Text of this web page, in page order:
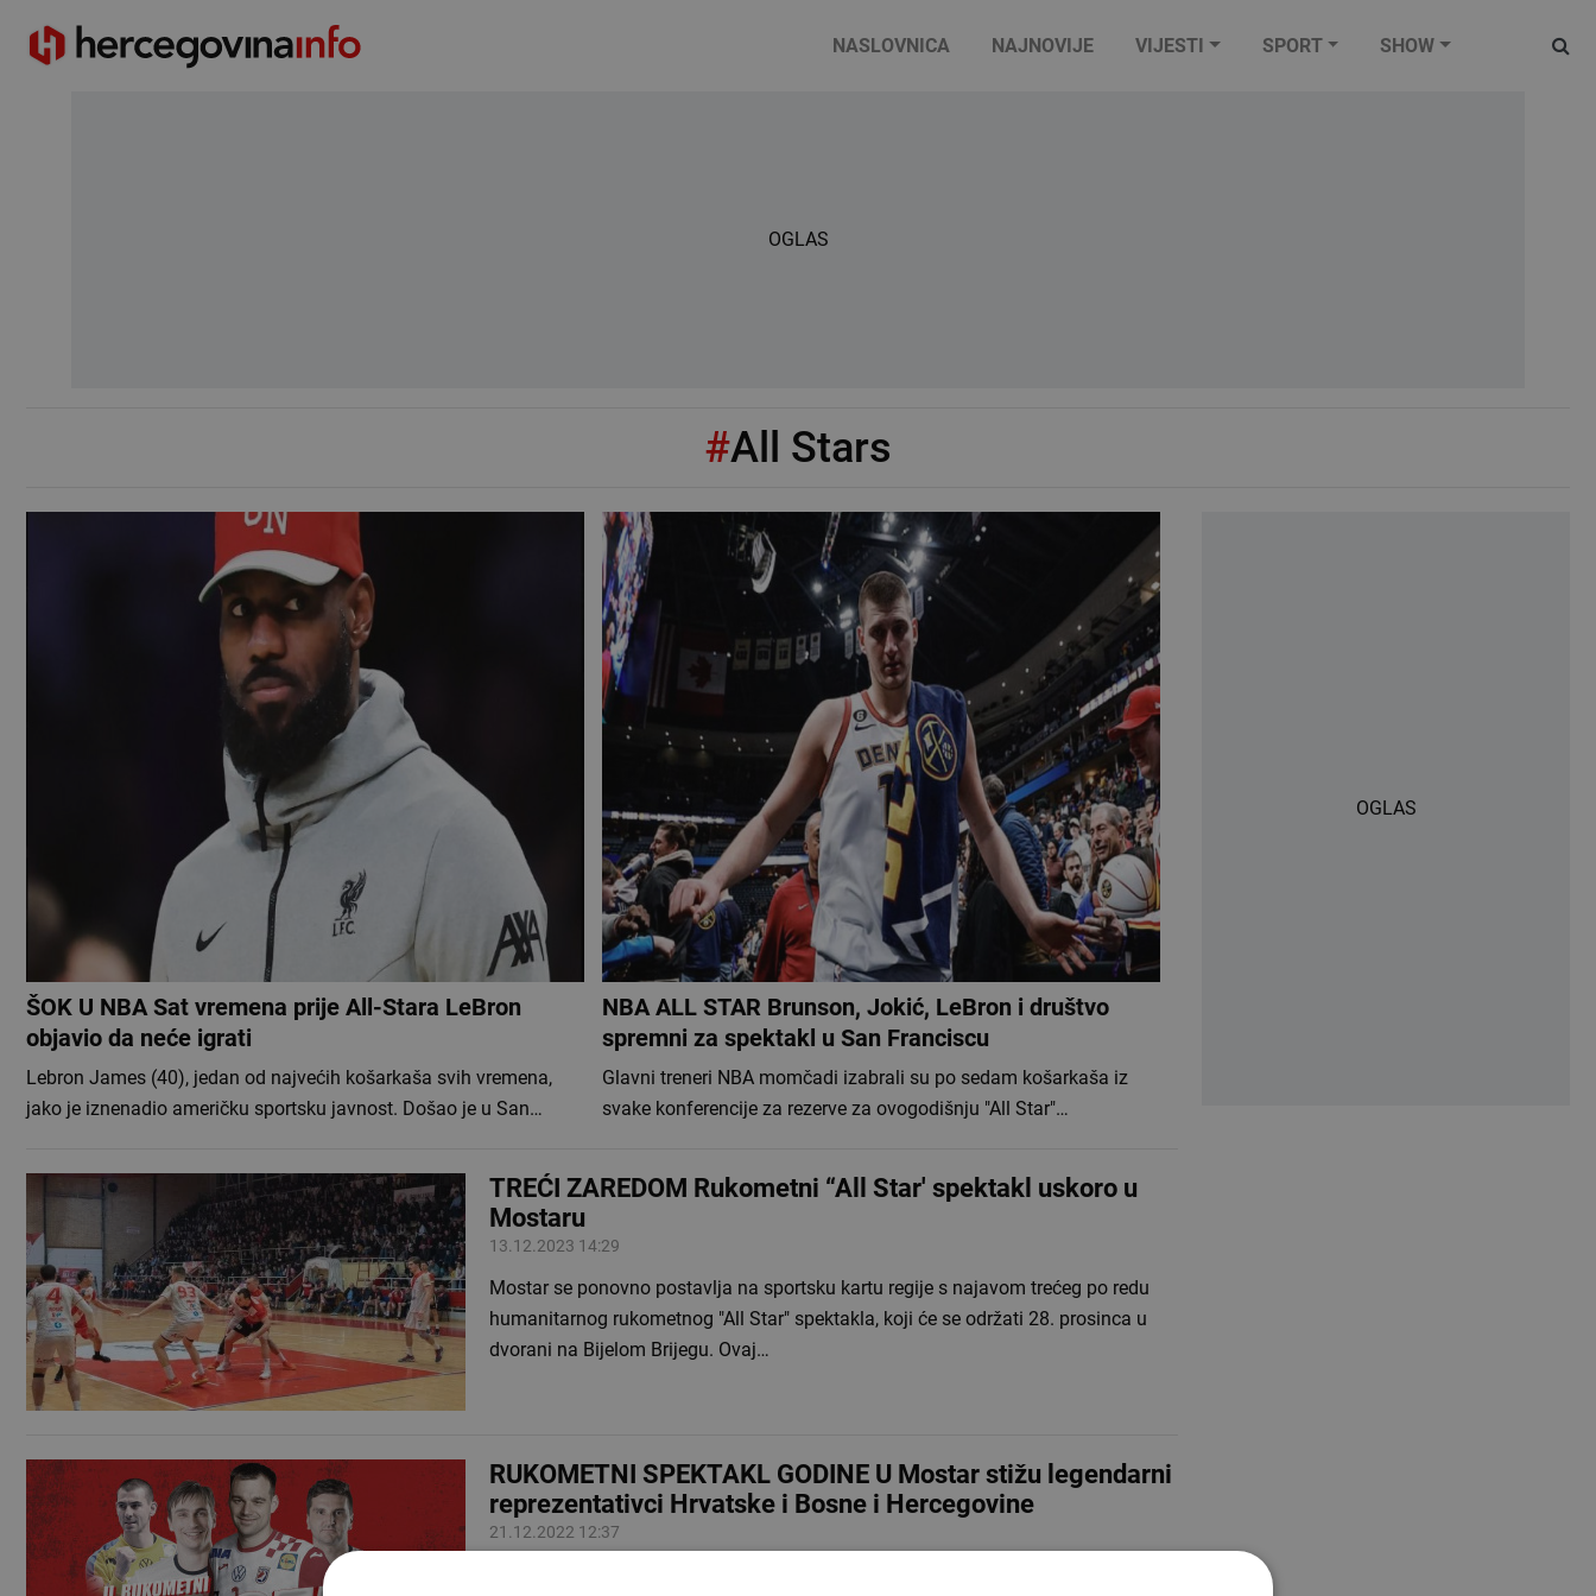
NASLOVNICA NAJNOVIJE VIJESTI SPORT SHOW
OGLAS
#All Stars
ŠOK U NBA Sat vremena prije All-Stara LeBron
objavio da neće igrati
Lebron James (40), jedan od najvećih košarkaša svih vremena,
jako je iznenadio američku sportsku javnost. Došao je u San…
NBA ALL STAR Brunson, Jokić, LeBron i društvo
spremni za spektakl u San Franciscu
Glavni treneri NBA momčadi izabrali su po sedam košarkaša iz
svake konferencije za rezerve za ovogodišnju "All Star"…
TREĆI ZAREDOM Rukometni “All Star' spektakl uskoro u
Mostaru
13.12.2023 14:29
Mostar se ponovno postavlja na sportsku kartu regije s najavom trećeg po redu
humanitarnog rukometnog "All Star" spektakla, koji će se održati 28. prosinca u
dvorani na Bijelom Brijegu. Ovaj…
RUKOMETNI SPEKTAKL GODINE U Mostar stižu legendarni
reprezentativci Hrvatske i Bosne i Hercegovine
21.12.2022 12:37
OGLAS